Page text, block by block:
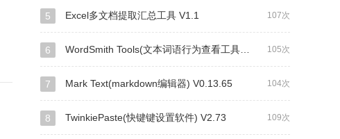
107次
5 Excel多文档提取汇总工具 V1.1
105次
6 WordSmith Tools(文本词语行为查看工具) V6.0
104次
7 Mark Text(markdown编辑器) V0.13.65
109次
8 TwinkiePaste(快键键设置软件) V2.73